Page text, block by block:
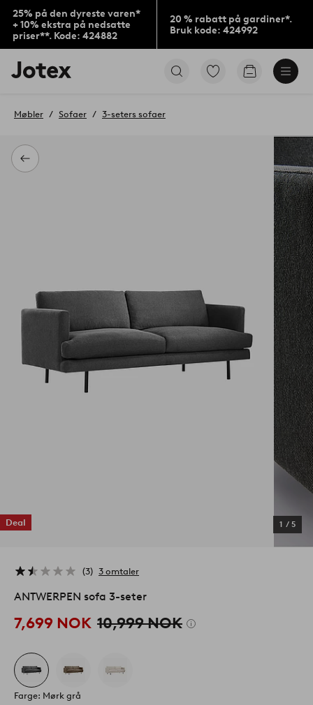
25% på den dyreste varen*
+ 10% ekstra på nedsatte
priser**. Kode: 424882
20 % rabatt på gardiner*.
Bruk kode: 424992
Jotex’
logo
til
Gå
Gå
Tilbake
Møbler Sofaer 3-seters sofaer
Deal 1 / 5
3 3 omtaler
ANTWERPEN sofa 3-seter
7,699 NOK 10,999 NOK
Farge: Mørk grå